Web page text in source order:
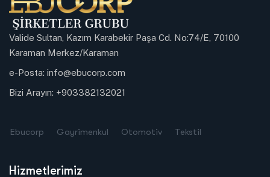
Valide Sultan, Kazım Karabekir Paşa Cd. No:74/E, 70100
Karaman Merkez/Karaman
e-Posta: info@ebucorp.com
Bizi Arayın: +903382132021
Ebucorp Gayrimenkul Otomotiv Tekstil
Hizmetlerimiz